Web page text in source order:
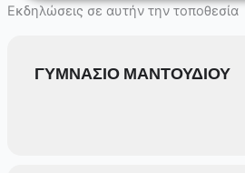
Skip
Εκδηλώσεις σε αυτήν την τοποθεσία
ΓΥΜΝΑΣΙΟ ΜΑΝΤΟΥΔΙΟΥ